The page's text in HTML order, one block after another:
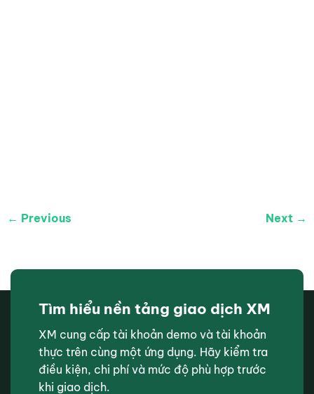
← Previous Next →
Tìm hiểu nền tảng giao dịch XM
XM cung cấp tài khoản demo và tài khoản
thực trên cùng một ứng dụng. Hãy kiểm tra
điều kiện, chi phí và mức độ phù hợp trước
khi giao dịch.